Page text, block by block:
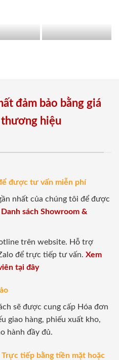
đảm bảo bằng giá
hiệu
được tư vấn miễn phí
nhất của chúng tôi để được
sách Showroom &
trên website. Hỗ trợ
để trực tiếp tư vấn. Xem
tại đây
sẽ được cung cấp Hóa đơn
giao hàng, phiếu xuất kho,
hành đầy đủ.
tiếp bằng tiền mặt hoặc